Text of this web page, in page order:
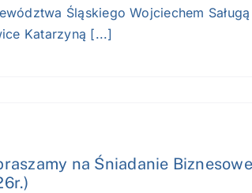
Śląskiego Wojciechem
Katarzyną [...]
na Śniadanie